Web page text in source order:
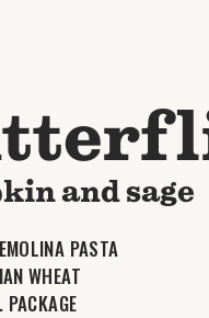
and sage
PASTA
WHEAT